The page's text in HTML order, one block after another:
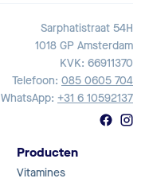
Sarphatistraat 54H
1018 GP Amsterdam
KVK: 66911370
Telefoon: 085 0605 704
WhatsApp: +31 6 10592137
Producten
Vitamines